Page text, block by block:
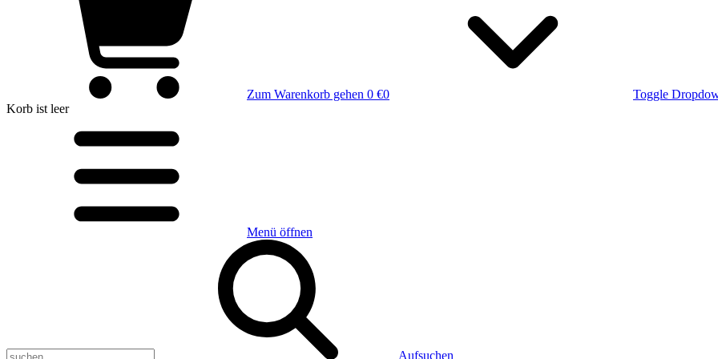
Zum Warenkorb gehen 0 €0
Toggle
Korb ist leer
Menü öffnen
Aufsuchen